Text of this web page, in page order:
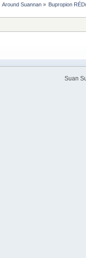
Around Suannan» Bupropion
Suan